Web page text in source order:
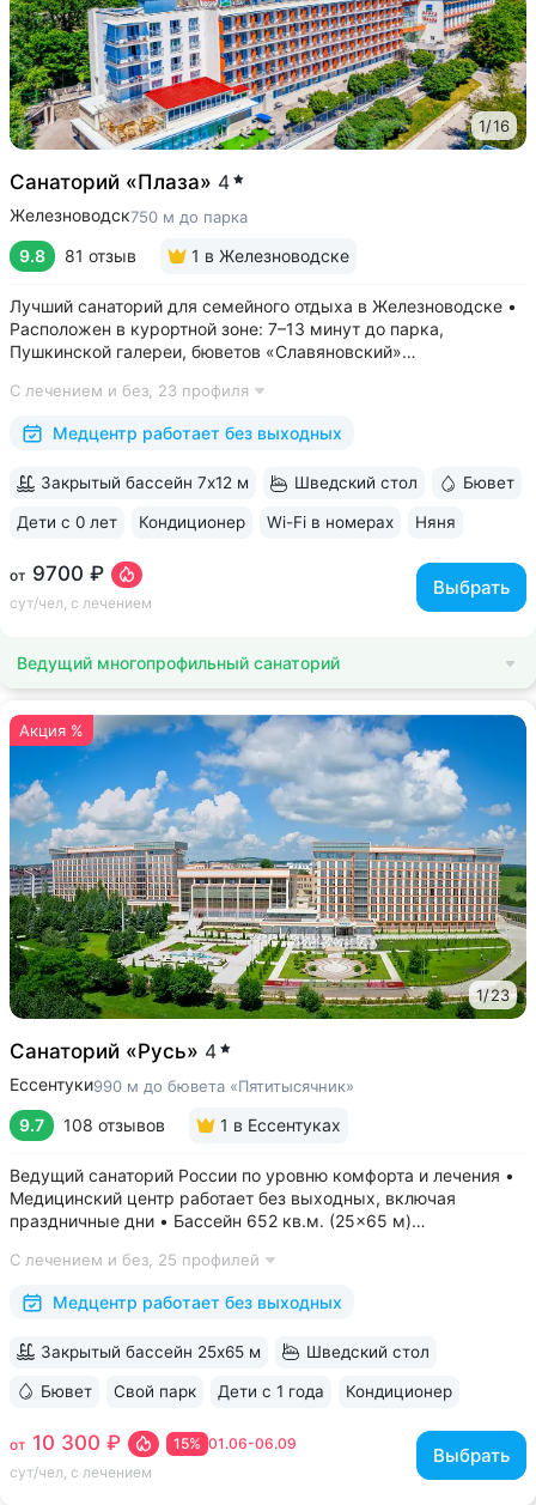
1/16
Санаторий «Плаза» 4
Железноводск750 м до парка
9.8 81 отзыв 1 в Железноводске
Лучший санаторий для семейного отдыха в Железноводске •
Расположен в курортной зоне: 7–13 минут до парка,
Пушкинской галереи, бюветов «Славяновский»
«Славяновская» • Все в одном здании: не нужно выходить
на улицу, чтобы получить лечение,...
С лечением и без, 23 профиля
Медцентр работает без выходных
от 9700 ₽
сут/чел, с лечением
Выбрать
Закрытый бассейн 7х12 м Шведский стол Бювет
Дети с 0 лет Кондиционер Wi-Fi в номерах Няня
ещё 6
Ведущий многопрофильный санаторий
Акция %
1/23
Санаторий «Русь» 4
Ессентуки990 м до бювета «Пятитысячник»
9.7 108 отзывов 1 в Ессентуках
Ведущий санаторий России по уровню комфорта и лечения •
Медицинский центр работает без выходных, включая
праздничные дни • Бассейн 652 кв.м. (25×65 м)
Глубина от 30 до 180 см, есть отдельная детская зона. Рядом
расположены закрытая терраса...
С лечением и без, 25 профилей
Медцентр работает без выходных
01.06-06.09
15%
от 10 300 ₽
сут/чел, с лечением
Выбрать
Закрытый бассейн 25х65 м Шведский стол
Бювет Свой парк Дети с 1 года Кондиционер
ещё 6